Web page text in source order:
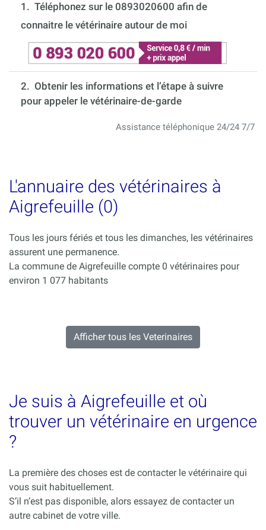
1. Téléphonez sur le 0893020600 afin de
connaitre le vétérinaire autour de moi
2. Obtenir les informations et l’étape à suivre
pour appeler le vétérinaire-de-garde
Assistance téléphonique 24/24 7/7
L'annuaire des vétérinaires à
Aigrefeuille (0)
Tous les jours fériés et tous les dimanches, les vétérinaires
assurent une permanence.
La commune de Aigrefeuille compte 0 vétérinaires pour
environ 1 077 habitants
Afficher tous les Veterinaires
Je suis à Aigrefeuille et où
trouver un vétérinaire en urgence
?
La première des choses est de contacter le vétérinaire qui
vous suit habituellement.
S’il n’est pas disponible, alors essayez de contacter un
autre cabinet de votre ville.